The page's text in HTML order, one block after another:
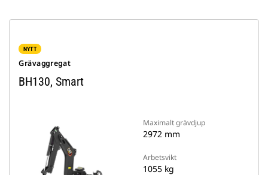
NYTT
Grävaggregat
BH130, Smart
Maximalt grävdjup
2972 mm
Arbetsvikt
1055 kg